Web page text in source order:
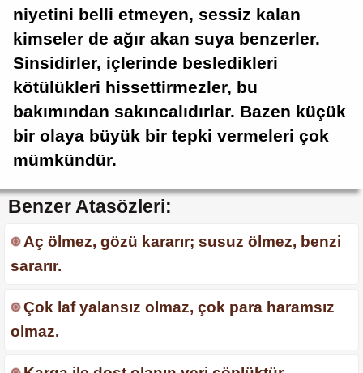
niyetini belli etmeyen, sessiz kalan
kimseler de ağır akan suya benzerler.
Sinsidirler, içlerinde besledikleri
kötülükleri hissettirmezler, bu
bakımından sakıncalıdırlar. Bazen küçük
bir olaya büyük bir tepki vermeleri çok
mümkündür.
Benzer Atasözleri:
Aç ölmez, gözü kararır; susuz ölmez, benzi
sararır.
Çok laf yalansız olmaz, çok para haramsız
olmaz.